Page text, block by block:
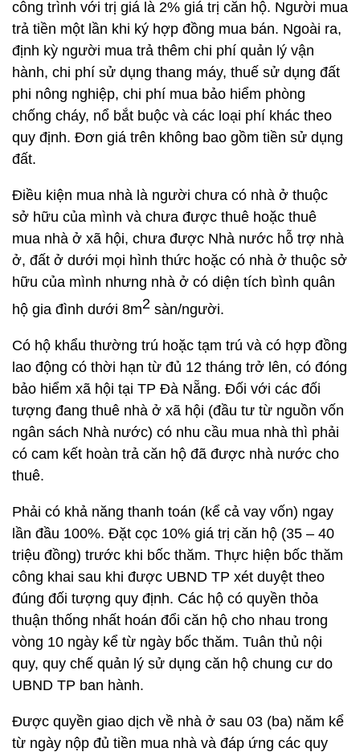
công trình với trị giá là 2% giá trị căn hộ. Người mua
trả tiền một lần khi ký hợp đồng mua bán. Ngoài ra,
định kỳ người mua trả thêm chi phí quản lý vận
hành, chi phí sử dụng thang máy, thuế sử dụng đất
phi nông nghiệp, chi phí mua bảo hiểm phòng
chống cháy, nổ bắt buộc và các loại phí khác theo
quy định. Đơn giá trên không bao gồm tiền sử dụng
đất.
Điều kiện mua nhà là người chưa có nhà ở thuộc
sở hữu của mình và chưa được thuê hoặc thuê
mua nhà ở xã hội, chưa được Nhà nước hỗ trợ nhà
ở, đất ở dưới mọi hình thức hoặc có nhà ở thuộc sở
hữu của mình nhưng nhà ở có diện tích bình quân
hộ gia đình dưới 8m2 sàn/người.
Có hộ khẩu thường trú hoặc tạm trú và có hợp đồng
lao động có thời hạn từ đủ 12 tháng trở lên, có đóng
bảo hiểm xã hội tại TP Đà Nẵng. Đối với các đối
tượng đang thuê nhà ở xã hội (đầu tư từ nguồn vốn
ngân sách Nhà nước) có nhu cầu mua nhà thì phải
có cam kết hoàn trả căn hộ đã được nhà nước cho
thuê.
Phải có khả năng thanh toán (kể cả vay vốn) ngay
lần đầu 100%. Đặt cọc 10% giá trị căn hộ (35 – 40
triệu đồng) trước khi bốc thăm. Thực hiện bốc thăm
công khai sau khi được UBND TP xét duyệt theo
đúng đối tượng quy định. Các hộ có quyền thỏa
thuận thống nhất hoán đổi căn hộ cho nhau trong
vòng 10 ngày kể từ ngày bốc thăm. Tuân thủ nội
quy, quy chế quản lý sử dụng căn hộ chung cư do
UBND TP ban hành.
Được quyền giao dịch về nhà ở sau 03 (ba) năm kể
từ ngày nộp đủ tiền mua nhà và đáp ứng các quy